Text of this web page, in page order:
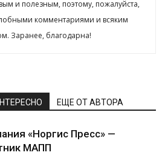
и полезным, поэтому, пожалуйста,
комментариями и всяким
Заранее, благодарна!
ЕЩЕ ОТ АВТОРА
«Норгис Пресс» —
МАПП